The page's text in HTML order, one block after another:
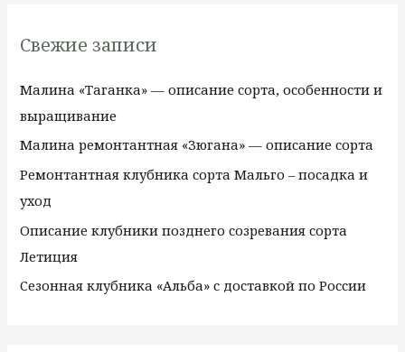
к
Свежие записи
Малина «Таганка» — описание сорта, особенности и
выращивание
Малина ремонтантная «Зюгана» — описание сорта
Ремонтантная клубника сорта Мальго – посадка и
уход
Описание клубники позднего созревания сорта
Летиция
Сезонная клубника «Альба» с доставкой по России